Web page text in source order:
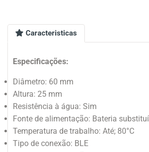
Caracteristicas
Especificações:
Diâmetro: 60 mm
Altura: 25 mm
Resistência à água: Sim
Fonte de alimentação: Bateria
Temperatura de trabalho: Até; 80°C
Tipo de conexão: BLE